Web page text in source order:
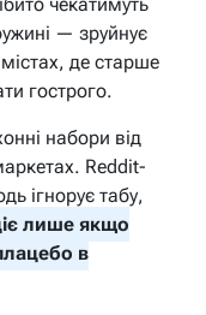
— зруйнує
де старше
гострого.
набори від
Reddit-
ігнорує табу,
лише якщо
в